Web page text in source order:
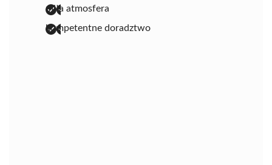
miła atmosfera
kompetentne doradztwo